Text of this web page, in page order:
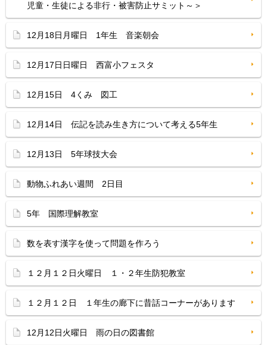
児童・生徒による非行・被害防止サミット～＞
12月18日月曜日 1年生 音楽朝会
12月17日日曜日 西富小フェスタ
12月15日 4くみ 図工
12月14日 伝記を読み生き方について考える5年生
12月13日 5年球技大会
動物ふれあい週間 2日目
5年 国際理解教室
数を表す漢字を使って問題を作ろう
１２月１２日火曜日 １・２年生防犯教室
１２月１２日 １年生の廊下に昔話コーナーがあります
12月12日火曜日 雨の日の図書館